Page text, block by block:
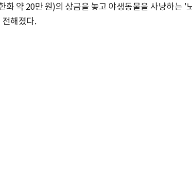
화 약 20만 원)의 상금을 놓고 야생동물을 사냥하는 '
해졌다.